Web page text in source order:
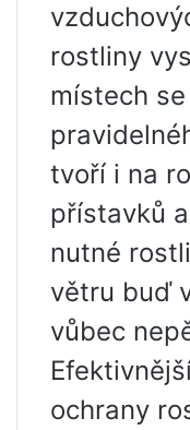
rostliny
místech
tvoří i na
přístavků
nutné
větru buď
vůbec
ochrany